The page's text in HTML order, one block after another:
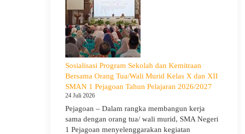
Nasional
2026,
SMA
Negeri
1
Pejagoan
Gelar
Deklarasi
Integritas
Pembukaan
LDDK
Sosialisasi Program Sekolah dan Kemitraan
Bersama Orang Tua/Wali Murid Kelas X dan XII
SMAN 1 Pejagoan Tahun Pelajaran 2026/2027
24 Juli 2026
Pejagoan – Dalam rangka membangun kerja
sama dengan orang tua/ wali murid, SMA Negeri
1 Pejagoan menyelenggarakan kegiatan